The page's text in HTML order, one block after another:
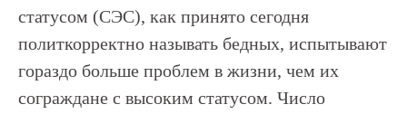
статусом (СЭС), как принято сегодня
политкорректно называть бедных, испытывают
гораздо больше проблем в жизни, чем их
сограждане с высоким статусом. Число